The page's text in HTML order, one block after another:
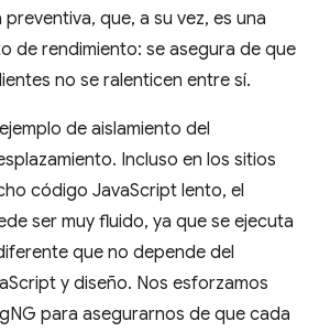
que, a su vez, es una
de rendimiento: se asegura de que
no se ralenticen entre sí.
de aislamiento del
Incluso en los sitios
código JavaScript lento, el
ser muy fluido, ya que se ejecuta
que no depende del
y diseño. Nos esforzamos
para asegurarnos de que cada